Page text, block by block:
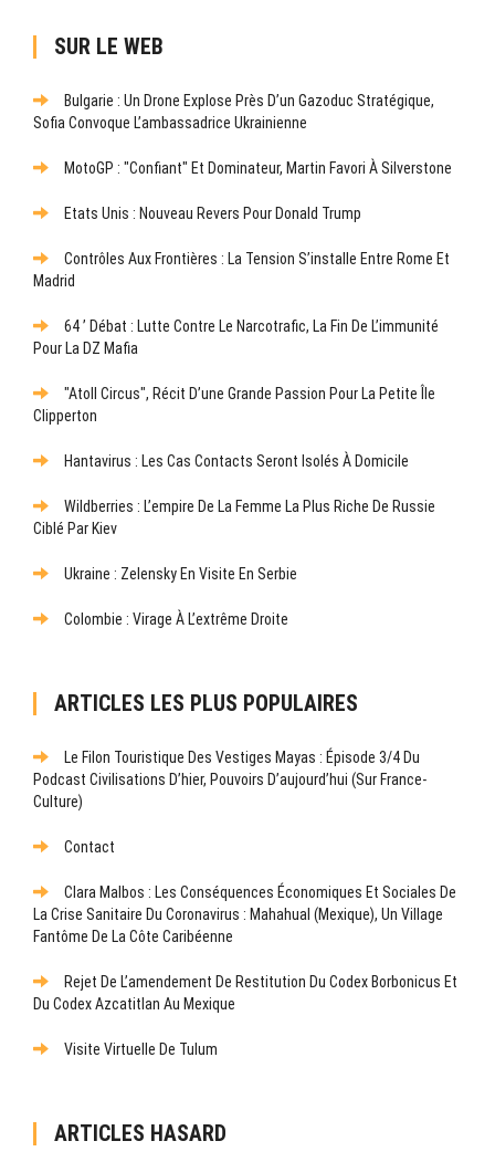
SUR LE WEB
Bulgarie : Un Drone Explose Près D’un Gazoduc Stratégique,
Sofia Convoque L’ambassadrice Ukrainienne
MotoGP : "Confiant" Et Dominateur, Martin Favori À Silverstone
Etats Unis : Nouveau Revers Pour Donald Trump
Contrôles Aux Frontières : La Tension S’installe Entre Rome Et
Madrid
64 ’ Débat : Lutte Contre Le Narcotrafic, La Fin De L’immunité
Pour La DZ Mafia
"Atoll Circus", Récit D’une Grande Passion Pour La Petite Île
Clipperton
Hantavirus : Les Cas Contacts Seront Isolés À Domicile
Wildberries : L’empire De La Femme La Plus Riche De Russie
Ciblé Par Kiev
Ukraine : Zelensky En Visite En Serbie
Colombie : Virage À L’extrême Droite
ARTICLES LES PLUS POPULAIRES
Le Filon Touristique Des Vestiges Mayas : Épisode 3/4 Du
Podcast Civilisations D’hier, Pouvoirs D’aujourd’hui (sur France-
Culture)
Contact
Clara Malbos : Les Conséquences Économiques Et Sociales De
La Crise Sanitaire Du Coronavirus : Mahahual (Mexique), Un Village
Fantôme De La Côte Caribéenne
Rejet De L’amendement De Restitution Du Codex Borbonicus Et
Du Codex Azcatitlan Au Mexique
Visite Virtuelle De Tulum
ARTICLES HASARD